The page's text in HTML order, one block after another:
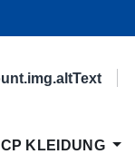
KLEIDUNG